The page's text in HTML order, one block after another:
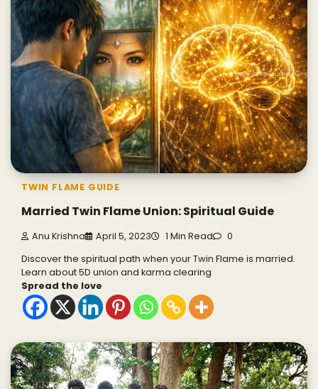
TWIN FLAME GUIDE
Married Twin Flame Union: Spiritual Guide
Anu Krishna April 5, 2023 1 Min Read 0
Discover the spiritual path when your Twin Flame is married.
Learn about 5D union and karma clearing
Spread the love